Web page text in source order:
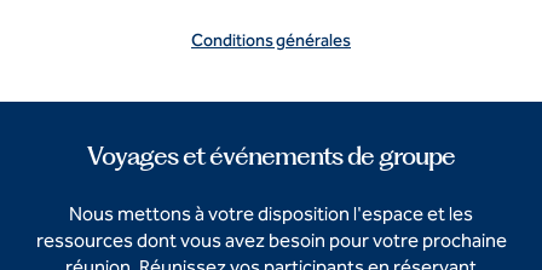
Conditions générales
Voyages et événements de groupe
Nous mettons à votre disposition l'espace et les
ressources dont vous avez besoin pour votre prochaine